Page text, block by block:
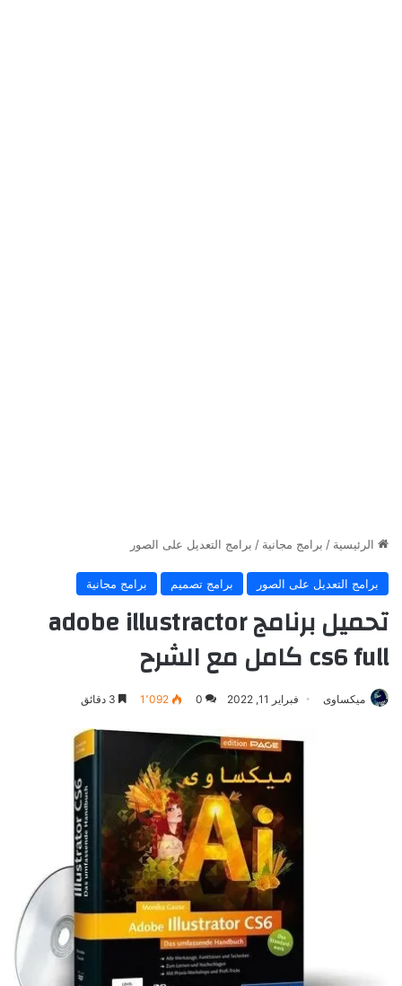
الرئيسية / برامج مجانية / برامج التعديل على الصور
برامج التعديل على الصور برامج تصميم برامج مجانية
تحميل برنامج adobe illustractor
cs6 full كامل مع الشرح
ميكساوى فبراير 11, 2022 0 1٬092